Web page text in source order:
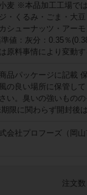
麦 ※本品加工工場で
・くるみ・ごま・大
シューナッツ・アー
値：灰分：0.35％
原料事情により変動
品パッケージに記載
の良い場所に保管し
い。臭いの強いもの
限に関わらず開封後
会社プロフーズ（岡山
注文数